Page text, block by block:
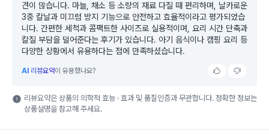
견이 많습니다. 마늘, 채소 등 소량의 재료 다질 때 편리하며, 날카로운
3중 칼날과 미끄럼 방지 기능으로 안전하고 효율적이라고 평가되었습
니다. 간편한 세척과 콤팩트한 사이즈로 실용적이며, 요리 시간 단축과
칼질 부담을 덜어준다는 후기가 있습니다. 아기 음식이나 캠핑 요리 등
다양한 상황에서 유용하다는 점에 만족하셨습니다.
AI 리뷰요약이 유용했나요?
리뷰요약은 상품의 의학적 효능 · 효과 및 품질인증과 무관합니다. 정확한 정보는
상품설명을 참고해 주세요.